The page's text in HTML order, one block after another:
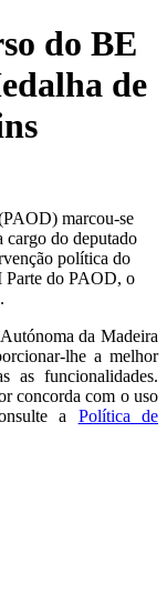
do BE
de
marcou-se
cargo do deputado
política do
Parte do PAOD, o
da Madeira
lhe a melhor
as funcionalidades.
concorda com o uso
a
Política de